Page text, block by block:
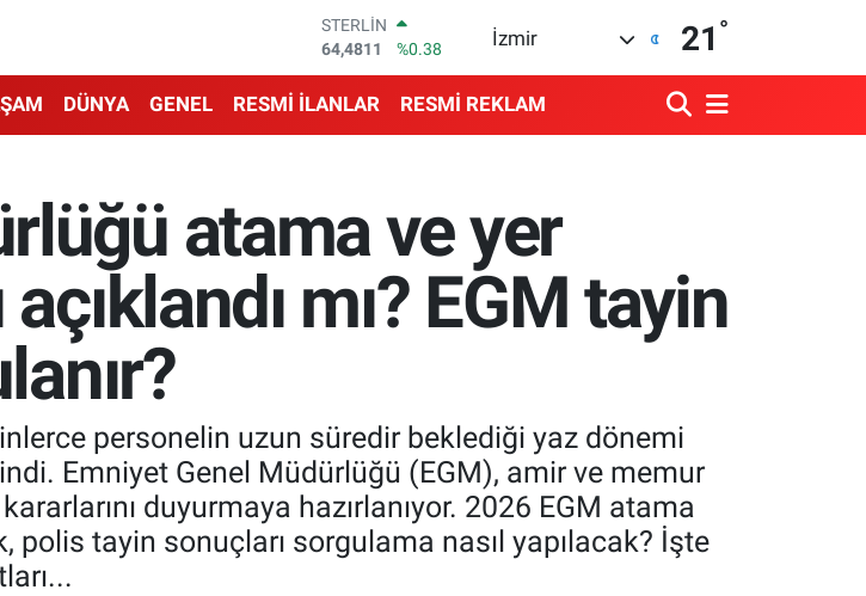
STERLİN
64,4811
%0.38
GRAM ALTIN
6660.55
%0.03
DOLAR
47,7436
%0.18
55,2510
%0.32
İzmir 21 °
DÜNYA GENEL RESMİ İLANLAR RESMİ REKLAM
atama ve yer
mı? EGM tayin
personelin uzun süredir beklediği yaz dönemi
Emniyet Genel Müdürlüğü (EGM), amir ve memur
duyurmaya hazırlanıyor. 2026 EGM atama
tayin sonuçları sorgulama nasıl yapılacak? İşte